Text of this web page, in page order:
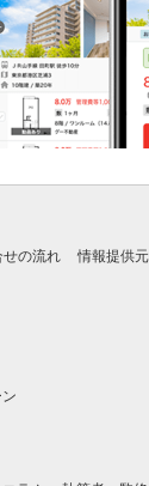
せの流れ 情報提供元